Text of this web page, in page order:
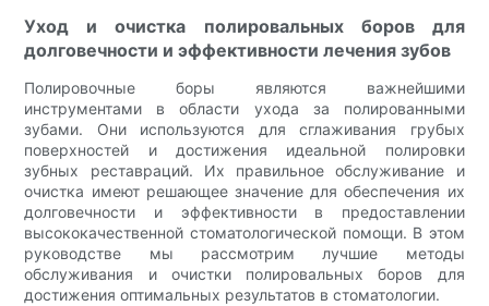
Уход и очистка полировальных боров для
долговечности и эффективности лечения зубов
Полировочные боры являются важнейшими
инструментами в области ухода за полированными
зубами. Они используются для сглаживания грубых
поверхностей и достижения идеальной полировки
зубных реставраций. Их правильное обслуживание и
очистка имеют решающее значение для обеспечения их
долговечности и эффективности в предоставлении
высококачественной стоматологической помощи. В этом
руководстве мы рассмотрим лучшие методы
обслуживания и очистки полировальных боров для
достижения оптимальных результатов в стоматологии.